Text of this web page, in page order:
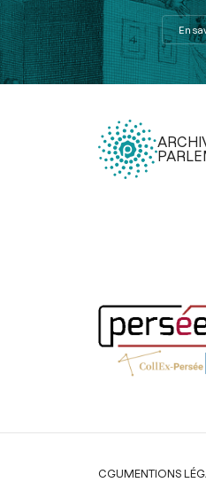
En
Légal
CGUMENTIONS